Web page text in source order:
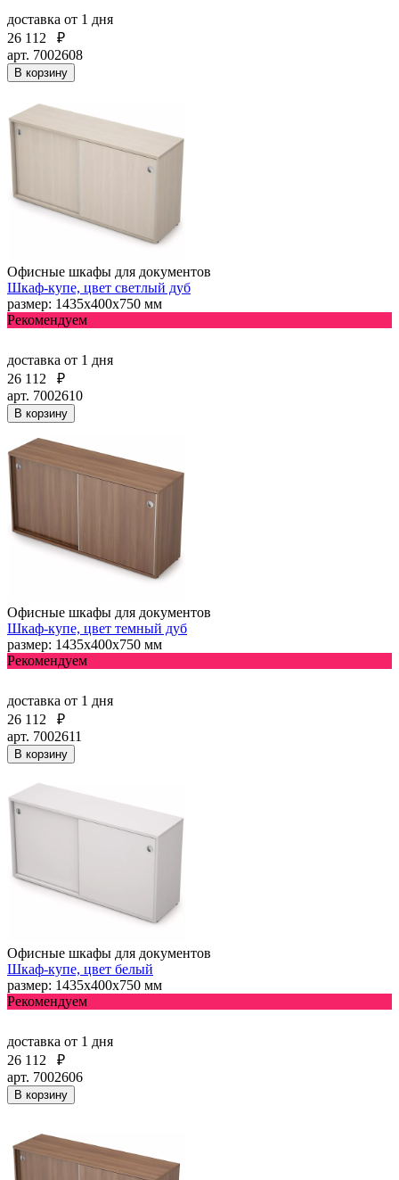
доставка от 1 дня
26 112
₽
арт. 7002608
В корзину
Офисные шкафы для документов
Шкаф-купе, цвет светлый дуб
размер: 1435х400х750 мм
Рекомендуем
доставка от 1 дня
26 112
₽
арт. 7002610
В корзину
Офисные шкафы для документов
Шкаф-купе, цвет темный дуб
размер: 1435х400х750 мм
Рекомендуем
доставка от 1 дня
26 112
₽
арт. 7002611
В корзину
Офисные шкафы для документов
Шкаф-купе, цвет белый
размер: 1435х400х750 мм
Рекомендуем
доставка от 1 дня
26 112
₽
арт. 7002606
В корзину